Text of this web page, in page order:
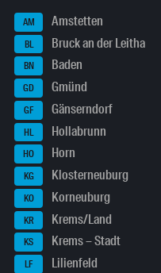
AM Amstetten
BL Bruck an der Leitha
BN Baden
GD Gmünd
GF Gänserndorf
HL Hollabrunn
HO Horn
KG Klosterneuburg
KO Korneuburg
KR Krems/Land
KS Krems – Stadt
LF Lilienfeld